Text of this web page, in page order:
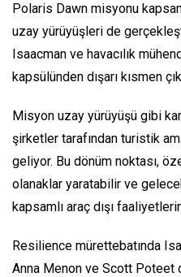
Polaris Dawn misyonu
uzay yürüyüşleri de
Isaacman ve havacılık
kapsülünden dışarı kısmen
Misyon uzay yürüyüşü gibi
şirketler tarafından turistik
geliyor. Bu dönüm noktası,
olanaklar yaratabilir ve
kapsamlı araç dışı
Resilience mürettebatında
Anna Menon ve Scott Poteet